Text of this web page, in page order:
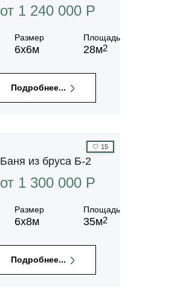
от 1 240 000 P
Размер
6х6м
Площадь
28м2
Подробнее...
🤍 15
Баня из бруса Б-2
от 1 300 000 P
Размер
6х8м
Площадь
35м2
Подробнее...